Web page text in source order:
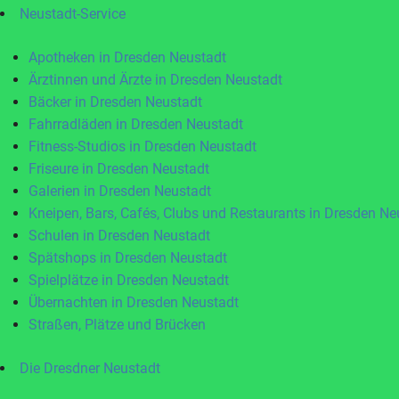
Neustadt-Service
Apotheken in Dresden Neustadt
Ärztinnen und Ärzte in Dresden Neustadt
Bäcker in Dresden Neustadt
Fahrradläden in Dresden Neustadt
Fitness-Studios in Dresden Neustadt
Friseure in Dresden Neustadt
Galerien in Dresden Neustadt
Kneipen, Bars, Cafés, Clubs und Restaurants in Dresden
Schulen in Dresden Neustadt
Spätshops in Dresden Neustadt
Spielplätze in Dresden Neustadt
Übernachten in Dresden Neustadt
Straßen, Plätze und Brücken
Die Dresdner Neustadt